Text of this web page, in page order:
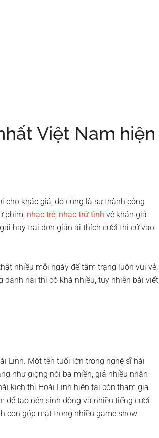
Việt Nam hiện
cho khác giả, đó cũng là sự thành công
phim, nhạc trẻ, nhạc trữ tình về khán giả
hay trai đơn giản ai thích cười thì cứ vào
nhiều mỗi ngày để tâm trạng luôn vui vẻ,
danh hài thì có khá nhiều, tuy nhiên bài viết
Linh. Một tên tuổi lớn trong nghệ sĩ hài
như giọng nói ba miền, giả nhiều nhân
kịch thì Hoài Linh hiện tại còn tham gia
để tạo nên sinh động và nhiều tiếng cười
còn góp mặt trong nhiều game show